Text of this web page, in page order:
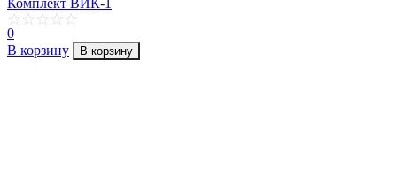
0
В корзину
В корзину